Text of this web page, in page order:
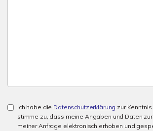
Ich habe die Datenschutzerklärung zur
stimme zu, dass meine Angaben und Daten
meiner Anfrage elektronisch erhoben und